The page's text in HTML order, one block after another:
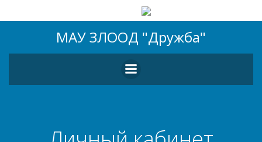
к
содержимому
МАУ ЗЛООД "Дружба"